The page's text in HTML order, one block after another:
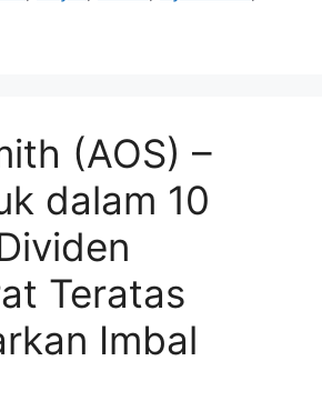
(AOS) –
dalam 10
Teratas
Imbal